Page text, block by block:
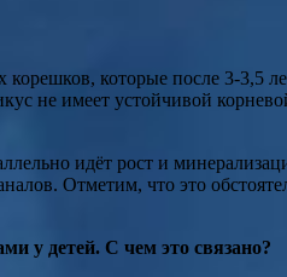
которые после 3-3,5
не имеет устойчивой
идёт рост и
Отметим, что это
у детей. С чем это связано?